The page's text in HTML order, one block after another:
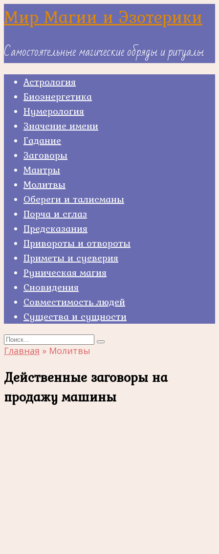
Skip
to
Мир Магии и Эзотерики
Самостоятельные магические обряды и ритуалы
Астрология
Биоэнергетика
Нумерология
Значение имени
Гадание
Заговоры
Мантры
Молитвы
Обереги и талисманы
Порча и сглаз
Предсказания
Привороты и отвороты
Приметы и суеверия
Руническая магия
Сновидения
Совместимость людей
Существа и сущности
Search
for:
Главная » Молитвы
Действенные заговоры на
продажу машины